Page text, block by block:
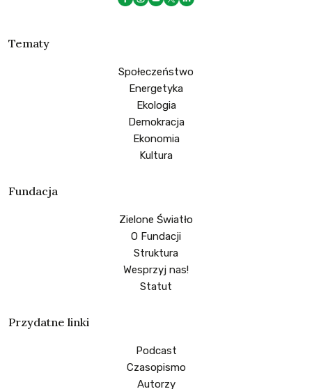
Tematy
Społeczeństwo
Energetyka
Ekologia
Demokracja
Ekonomia
Kultura
Fundacja
Zielone Światło
O Fundacji
Struktura
Wesprzyj nas!
Statut
Przydatne linki
Podcast
Czasopismo
Autorzy